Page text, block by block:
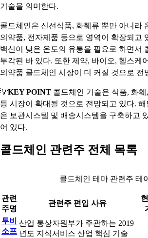
기술을 의미한다.
콜드체인은 신선식품, 화훼류 뿐만 아니라
의약품, 전자제품 등으로 영역이 확장되고
백신이 낮은 온도의 유통을 필요로 하면서
부각된 바 있다. 또한 제약, 바이오, 헬스케
의약품 콜드체인 시장이 더 커질 것으로 전
💡KEY POINT 콜드체인 기술은 식품, 화
등 시장이 확대될 것으로 전망되고 있다.
온 보관시스템 및 배송시스템을 구축하고
어 있다.
콜드체인 관련주 전체 목록
콜드체인 테마 관련주 테
관련
주명
관련주 편입 사유
투비
소프
산업 통상자원부가 주관하는 2019
년도 지식서비스 산업 핵심 기술